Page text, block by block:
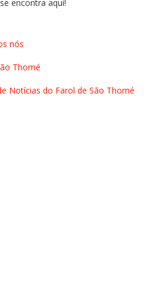
encontra aqui!
nós
Thomé
Notícias do Farol de São Thomé